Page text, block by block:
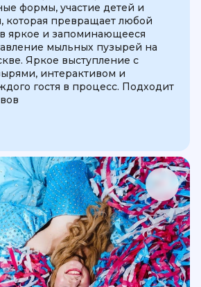
формы, участие детей и
которая превращает любой
яркое и запоминающееся
мыльных пузырей на
Яркое выступление с
интерактивом и
гостя в процесс. Подходит